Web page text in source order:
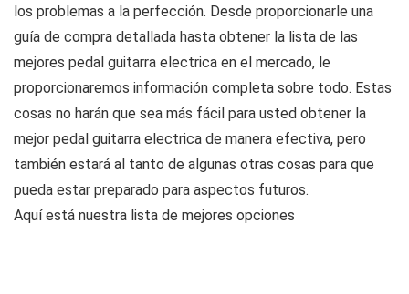
los problemas a la perfección. Desde proporcionarle una
guía de compra detallada hasta obtener la lista de las
mejores pedal guitarra electrica en el mercado, le
proporcionaremos información completa sobre todo. Estas
cosas no harán que sea más fácil para usted obtener la
mejor pedal guitarra electrica de manera efectiva, pero
también estará al tanto de algunas otras cosas para que
pueda estar preparado para aspectos futuros.
Aquí está nuestra lista de mejores opciones